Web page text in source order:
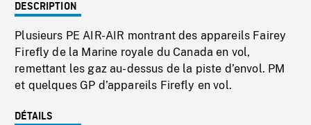
DESCRIPTION
Plusieurs PE AIR-AIR montrant des appareils Fairey
Firefly de la Marine royale du Canada en vol,
remettant les gaz au-dessus de la piste d’envol. PM
et quelques GP d’appareils Firefly en vol.
DÉTAILS